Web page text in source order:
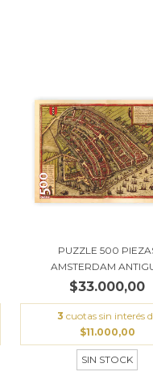
PUZZLE 500
AMSTERDAM
$33.000,00
3 cuotas sin interés
$11.000,00
SIN STOCK